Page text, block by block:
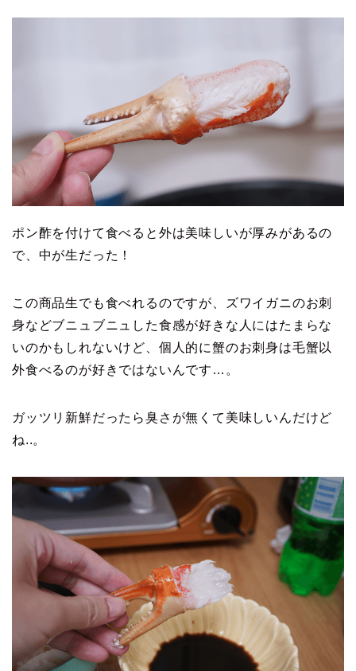
ポン酢を付けて食べると外は美味しいが厚みがあるの
で、中が生だった！
この商品生でも食べれるのですが、ズワイガニのお刺
身などブニュブニュした食感が好きな人にはたまらな
いのかもしれないけど、個人的に蟹のお刺身は毛蟹以
外食べるのが好きではないんです…。
ガッツリ新鮮だったら臭さが無くて美味しいんだけど
ね..。